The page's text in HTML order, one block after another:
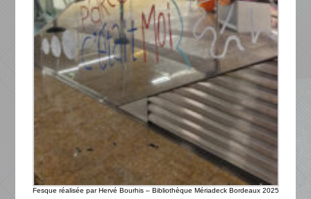
Fesque réalisée par Hervé Bourhis – Bibliothèque Mériadeck Bordeaux 2025